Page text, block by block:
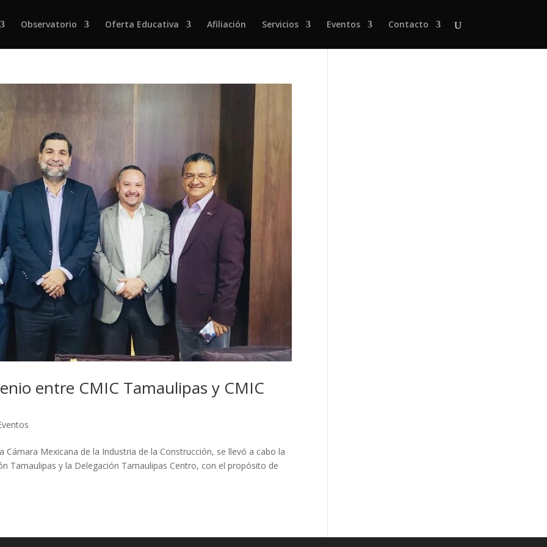
Observatorio Oferta Educativa Afiliación Servicios Eventos Contacto
entre CMIC Tamaulipas y CMIC
Cámara Mexicana de la Industria de la Construcción, se llevó a cabo la
Tamaulipas y la Delegación Tamaulipas Centro, con el propósito de